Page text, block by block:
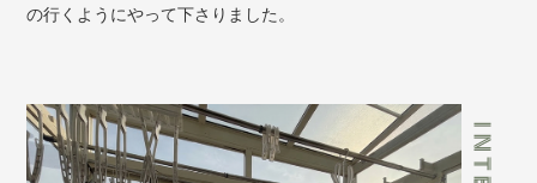
の行くようにやって下さりました。